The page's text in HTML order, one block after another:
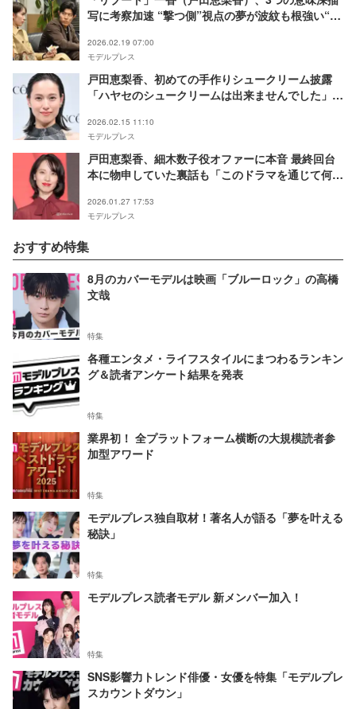
写に考察加速 “撃つ側”視点の夢が波紋も根強い“夏
2026.02.19 07:00
モデルプレス
戸田恵梨香、初めての手作りシュークリーム披露
「ハヤセのシュークリームは出来ませんでした」投
2026.02.15 11:10
モデルプレス
戸田恵梨香、細木数子役オファーに本音 最終回台
本に物申していた裏話も「このドラマを通じて何を
2026.01.27 17:53
モデルプレス
おすすめ特集
8月のカバーモデルは映画「ブルーロック」の高橋
文哉
特集
各種エンタメ・ライフスタイルにまつわるランキン
グ＆読者アンケート結果を発表
特集
業界初！ 全プラットフォーム横断の大規模読者参
加型アワード
特集
モデルプレス独自取材！著名人が語る「夢を叶える
秘訣」
特集
モデルプレス読者モデル 新メンバー加入！
特集
SNS影響力トレンド俳優・女優を特集「モデルプレ
スカウントダウン」